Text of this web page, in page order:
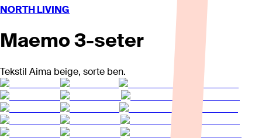
NORTH LIVING
Maemo 3-seter
Tekstil Aima beige, sorte ben.